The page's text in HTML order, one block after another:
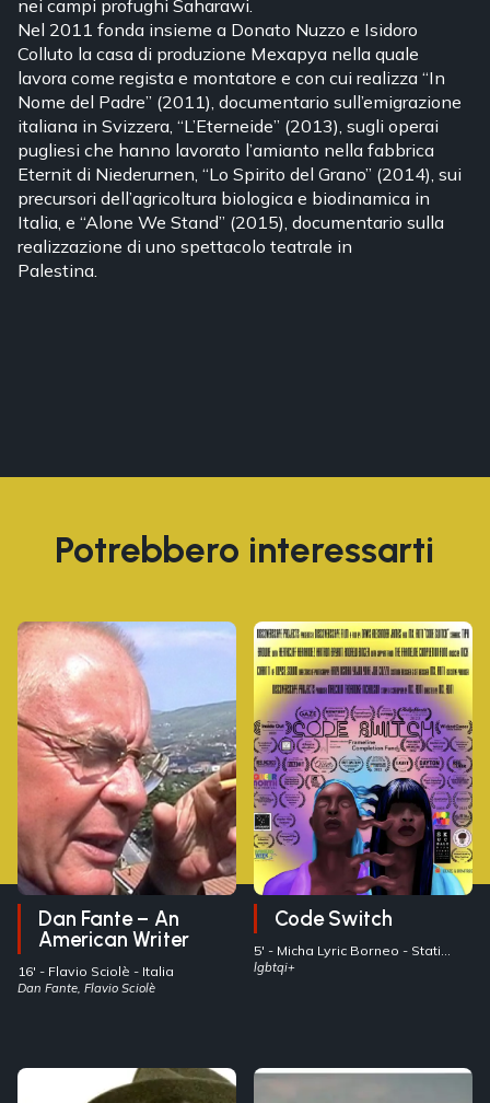
nei campi profughi Saharawi.
Nel 2011 fonda insieme a Donato Nuzzo e Isidoro
Colluto la casa di produzione Mexapya nella quale
lavora come regista e montatore e con cui realizza “In
Nome del Padre” (2011), documentario sull’emigrazione
italiana in Svizzera, “L’Eterneide” (2013), sugli operai
pugliesi che hanno lavorato l’amianto nella fabbrica
Eternit di Niederurnen, “Lo Spirito del Grano” (2014), sui
precursori dell’agricoltura biologica e biodinamica in
Italia, e “Alone We Stand” (2015), documentario sulla
realizzazione di uno spettacolo teatrale in
Palestina.
Potrebbero interessarti
Dan Fante – An
American Writer
16' - Flavio Sciolè - Italia
Dan Fante, Flavio Sciolè
Code Switch
5' - Micha Lyric Borneo
Uniti
lgbtqi+